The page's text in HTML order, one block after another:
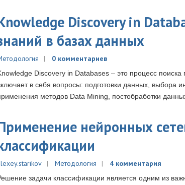
Discovery in
в базах данных
0 комментариев
Discovery in Databases – это процесс
в себя вопросы: подготовки данных, выбора
методов Data Mining, постобработки
нейронных
Методология 4 комментария
задачи классификации является одним из